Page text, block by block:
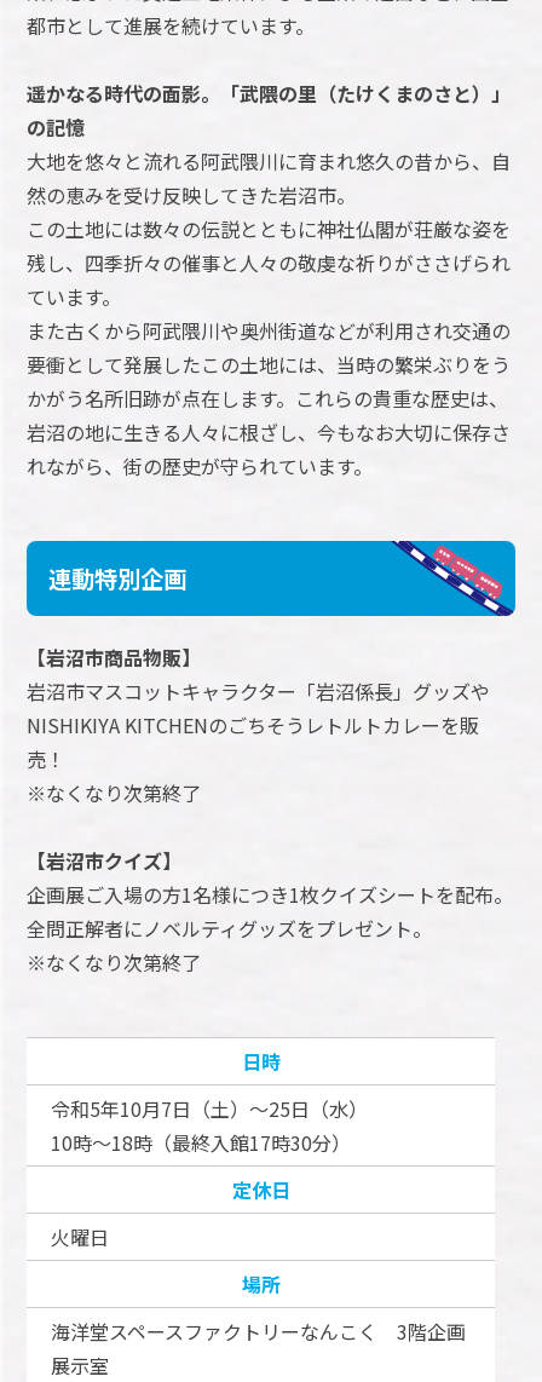
都市として進展を続けています。
遥かなる時代の面影。「武隈の里（たけくまのさと）」
の記憶
大地を悠々と流れる阿武隈川に育まれ悠久の昔から、自
然の恵みを受け反映してきた岩沼市。
この土地には数々の伝説とともに神社仏閣が荘厳な姿を
残し、四季折々の催事と人々の敬虔な祈りがささげられ
ています。
また古くから阿武隈川や奥州街道などが利用され交通の
要衝として発展したこの土地には、当時の繁栄ぶりをう
かがう名所旧跡が点在します。これらの貴重な歴史は、
岩沼の地に生きる人々に根ざし、今もなお大切に保存さ
れながら、街の歴史が守られています。
連動特別企画
【岩沼市商品物販】
岩沼市マスコットキャラクター「岩沼係長」グッズや
NISHIKIYA KITCHENのごちそうレトルトカレーを販
売！
※なくなり次第終了
【岩沼市クイズ】
企画展ご入場の方1名様につき1枚クイズシートを配布。
全問正解者にノベルティグッズをプレゼント。
※なくなり次第終了
日時
令和5年10月7日（土）～25日（水）
10時～18時（最終入館17時30分）
定休日
火曜日
場所
海洋堂スペースファクトリーなんこく 3階企画
展示室